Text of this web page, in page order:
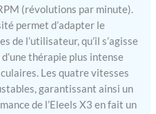
les mains
(révolutions par minute).
permet d’adapter le
de l’utilisateur, qu’il s’agisse
thérapie plus intense
Les quatre vitesses
garantissant ainsi un
de l’Eleels X3 en fait un